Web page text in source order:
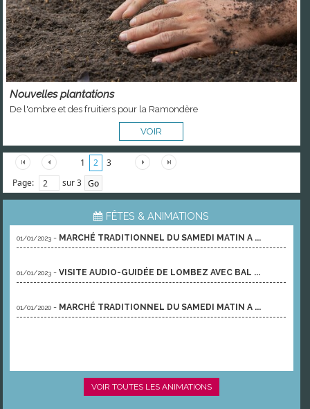
Nouvelles plantations
De l'ombre et des fruitiers pour la Ramondère
VOIR
1 2
3
Page:
sur 3
FÊTES & ANIMATIONS
01/01/2023 - MARCHÉ TRADITIONNEL DU SAMEDI MATIN A ...
01/01/2023 -VISITE AUDIO-GUIDÉE DE LOMBEZ AVEC BAL ...
01/01/2020 - MARCHÉ TRADITIONNEL DU SAMEDI MATIN A ...
VOIR TOUTES LES ANIMATIONS